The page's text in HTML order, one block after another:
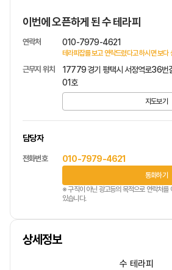
이번에 오픈하게 된 수 테라피
연락처 010-7979-4621
테라피잡를 보고 연락드렸다고 하시면 보다
근무지 위치
17779 경기 평택시 서정역로36번
01호
지도보기
담당자
전화번호 010-7979-4621
통화하기
※ 구직이 아닌 광고등의 목적으로 연락처를
있습니다.
상세정보
수 테라피